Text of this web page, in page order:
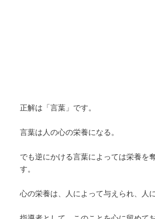
正解は「言葉」です。
言葉は人の心の栄養になる。
でも逆にかける言葉によっては栄養を
す。
心の栄養は、人によって与えられ、人